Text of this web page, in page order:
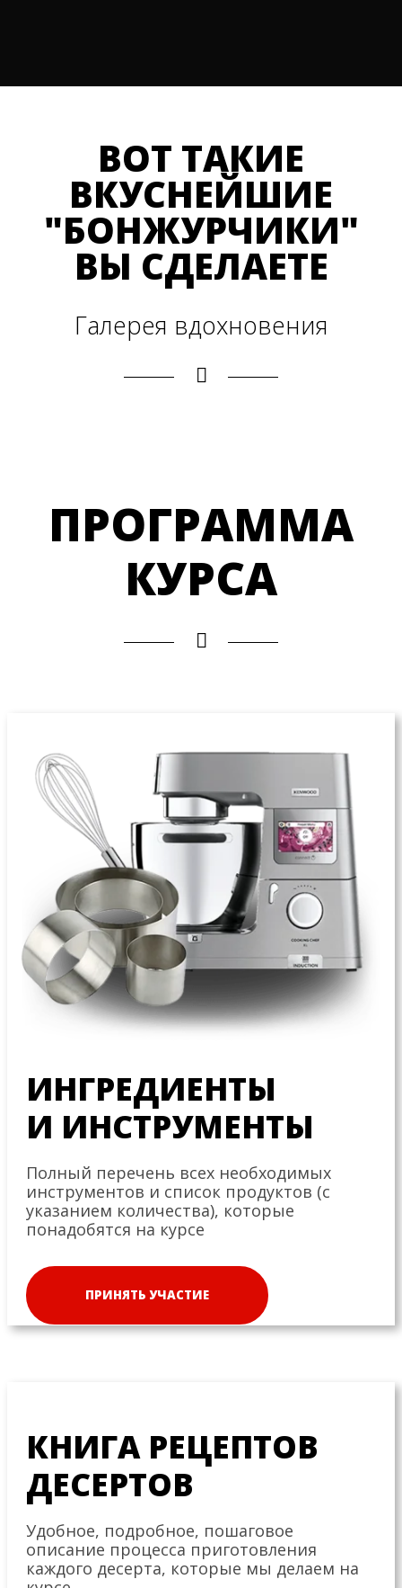
ВОТ ТАКИЕ
ВКУСНЕЙШИЕ
"БОНЖУРЧИКИ"
ВЫ СДЕЛАЕТЕ
Галерея вдохновения
ПРОГРАММА
КУРСА
ИНГРЕДИЕНТЫ
И ИНСТРУМЕНТЫ
Полный перечень всех необходимых
инструментов и список продуктов (с
указанием количества), которые
понадобятся на курсе
ПРИНЯТЬ УЧАСТИЕ
КНИГА РЕЦЕПТОВ
ДЕСЕРТОВ
Удобное, подробное, пошаговое
описание процесса приготовления
каждого десерта, которые мы делаем на